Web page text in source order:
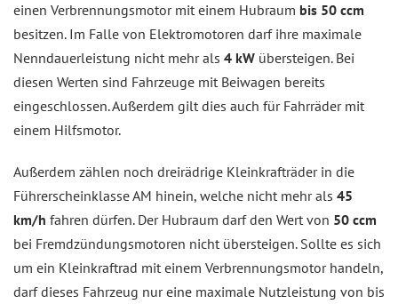
einen Verbrennungsmotor mit einem Hubraum bis 50 ccm
besitzen. Im Falle von Elektromotoren darf ihre maximale
Nenndauerleistung nicht mehr als 4 kW übersteigen. Bei
diesen Werten sind Fahrzeuge mit Beiwagen bereits
eingeschlossen. Außerdem gilt dies auch für Fahrräder mit
einem Hilfsmotor.
Außerdem zählen noch dreirädrige Kleinkrafträder in die
Führerscheinklasse AM hinein, welche nicht mehr als 45
km/h fahren dürfen. Der Hubraum darf den Wert von 50 ccm
bei Fremdzündungsmotoren nicht übersteigen. Sollte es sich
um ein Kleinkraftrad mit einem Verbrennungsmotor handeln,
darf dieses Fahrzeug nur eine maximale Nutzleistung von bis